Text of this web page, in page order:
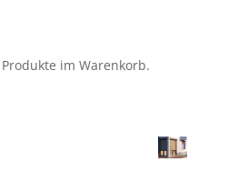
im Warenkorb.